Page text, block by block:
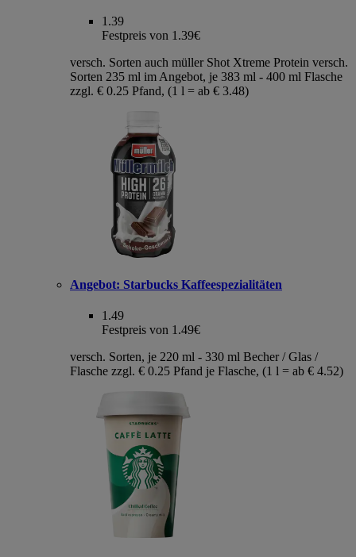
1.39
Festpreis von 1.39€
versch. Sorten auch müller Shot Xtreme Protein versch.
Sorten 235 ml im Angebot, je 383 ml - 400 ml Flasche
zzgl. € 0.25 Pfand, (1 l = ab € 3.48)
Angebot: Starbucks Kaffeespezialitäten
1.49
Festpreis von 1.49€
versch. Sorten, je 220 ml - 330 ml Becher / Glas /
Flasche zzgl. € 0.25 Pfand je Flasche, (1 l = ab € 4.52)